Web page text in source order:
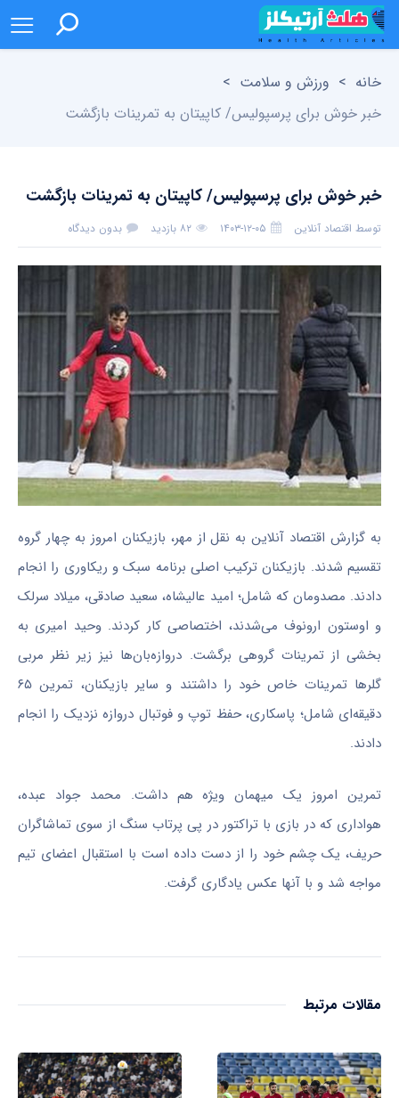
خانه > ورزش و سلامت >
خبر خوش برای پرسپولیس/ کاپیتان به تمرینات بازگشت
خبر خوش برای پرسپولیس/ کاپیتان به تمرینات بازگشت
توسط اقتصاد آنلاین ۱۴۰۳-۱۲-۰۵ ۸۲ بازدید بدون دیدگاه
به گزارش اقتصاد آنلاین به نقل از مهر، بازیکنان امروز به چهار گروه
تقسیم شدند. بازیکنان ترکیب اصلی برنامه سبک و ریکاوری را انجام
دادند. مصدومان که شامل؛ امید عالیشاه، سعید صادقی، میلاد سرلک
و اوستون ارونوف می‌شدند، اختصاصی کار کردند. وحید امیری به
بخشی از تمرینات گروهی برگشت. دروازه‌بان‌ها نیز زیر نظر مربی
گلرها تمرینات خاص خود را داشتند و سایر بازیکنان، تمرین ۶۵
دقیقه‌ای شامل؛ پاسکاری، حفظ توپ و فوتبال دروازه نزدیک را انجام
دادند.
تمرین امروز یک میهمان ویژه هم داشت. محمد جواد عبده،
هواداری که در بازی با تراکتور در پی پرتاب سنگ از سوی تماشاگران
حریف، یک چشم خود را از دست داده است با استقبال اعضای تیم
مواجه شد و با آنها عکس یادگاری گرفت.
مقالات مرتبط